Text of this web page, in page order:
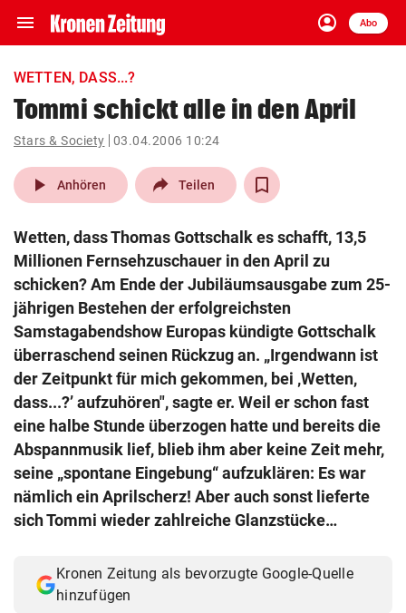
menu Navigation
ein-/ausklappen
account_circle
Anmelden
Abo
close Schließen
account_circle Anmelden
pin_drop
arrow_right
bookmark Merkliste
search
Suchbegriff
eingeben
© Krone Multimedia GmbH & Co KG 2026
Muthgasse 2, 1190 Wien
WETTEN, DASS...?
Tommi schickt alle in den April
Stars & Society 03.04.2006 10:24
play_arrow Anhören Teilen
Wetten, dass Thomas Gottschalk es schafft, 13,5
Millionen Fernsehzuschauer in den April zu
schicken? Am Ende der Jubiläumsausgabe zum 25-
jährigen Bestehen der erfolgreichsten
Samstagabendshow Europas kündigte Gottschalk
überraschend seinen Rückzug an. „Irgendwann ist
der Zeitpunkt für mich gekommen, bei ‚Wetten,
dass...?’ aufzuhören", sagte er. Weil er schon fast
eine halbe Stunde überzogen hatte und bereits die
Abspannmusik lief, blieb ihm aber keine Zeit mehr,
seine „spontane Eingebung“ aufzuklären: Es war
nämlich ein Aprilscherz! Aber auch sonst lieferte
sich Tommi wieder zahlreiche Glanzstücke…
Kronen Zeitung als bevorzugte Google-Quelle
hinzufügen